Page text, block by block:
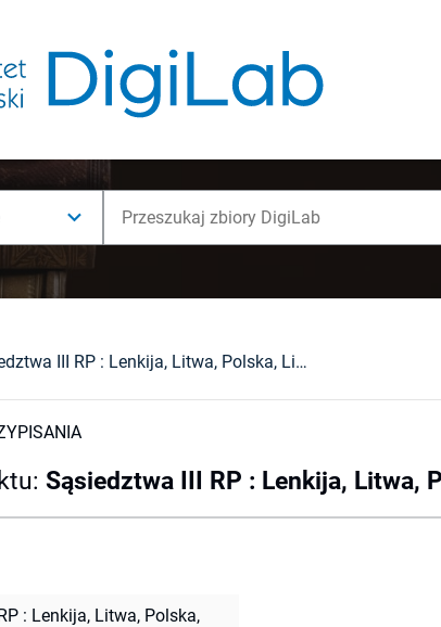
Sąsiedztwa III RP : Lenkija, Litwa, Polska, Lietuva : zagadnienia społeczne
: Sąsiedztwa III RP : Lenkija, Litwa,
: Lenkija, Litwa, Polska,